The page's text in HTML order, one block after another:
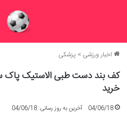
اخبار ورزشی > پزشکی
کف بند دست طبی الاستیک
خرید
04/06/18
آخرین به روز رسانی: 04/06/18